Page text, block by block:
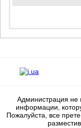
Администрация не
информации,
Пожалуйста, все